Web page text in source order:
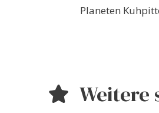
Planeten
Weitere